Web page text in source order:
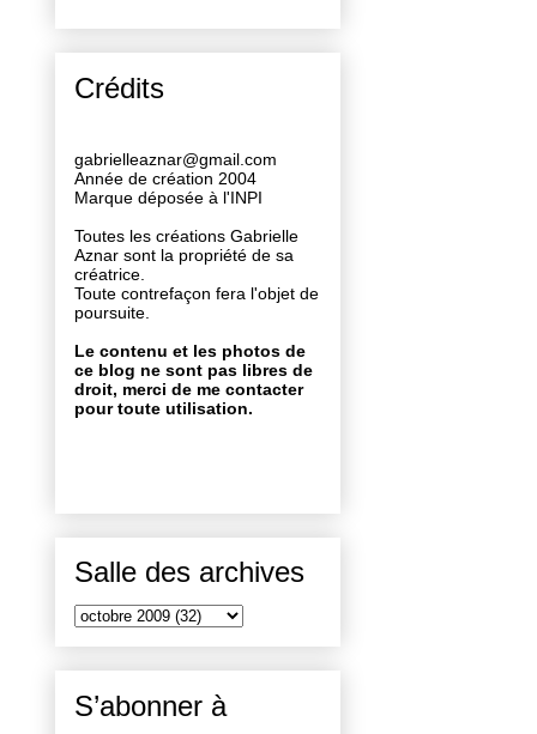
Crédits
gabrielleaznar@gmail.com
Année de création 2004
Marque déposée à l'INPI
Toutes les créations Gabrielle
Aznar sont la propriété de sa
créatrice.
Toute contrefaçon fera l'objet de
poursuite.
Le contenu et les photos de
ce blog ne sont pas libres de
droit, merci de me contacter
pour toute utilisation.
Salle des archives
S’abonner à